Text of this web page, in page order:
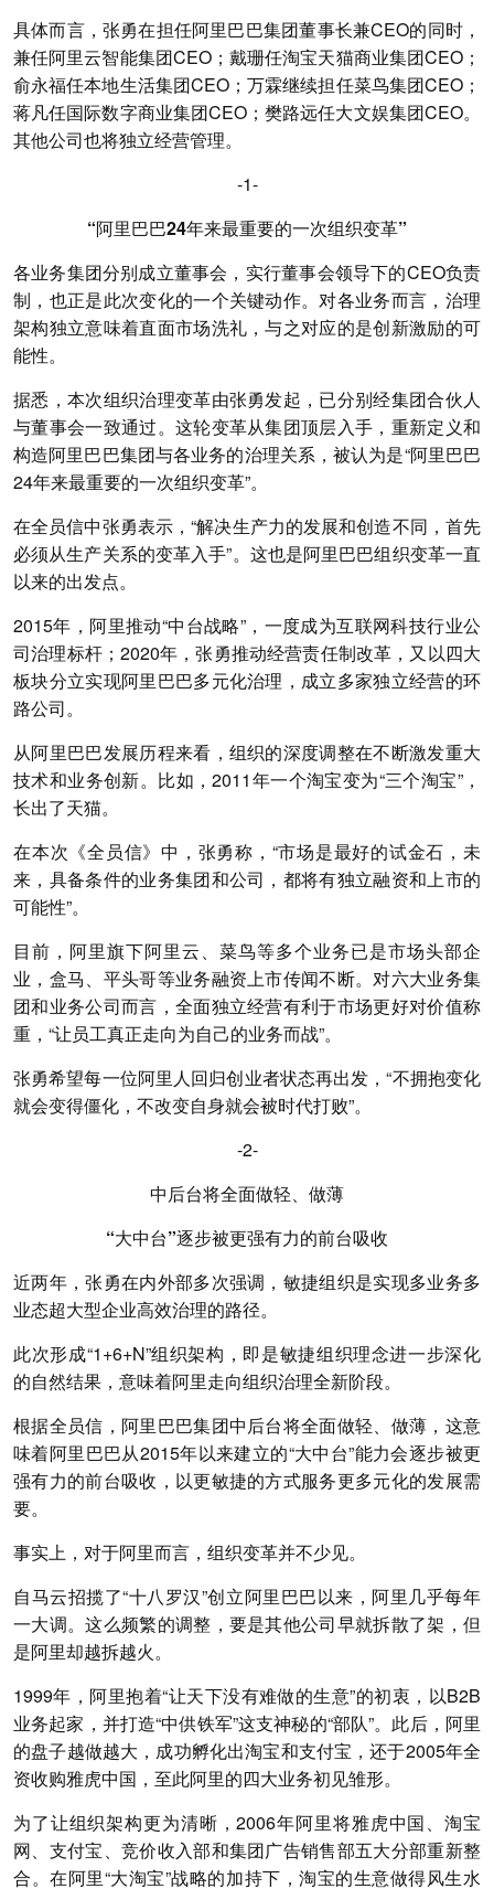
具体而言，张勇在担任阿里巴巴集团董事长兼CEO的同时，
兼任阿里云智能集团CEO；戴珊任淘宝天猫商业集团CEO；
俞永福任本地生活集团CEO；万霖继续担任菜鸟集团CEO；
蒋凡任国际数字商业集团CEO；樊路远任大文娱集团CEO。
其他公司也将独立经营管理。
-1-
“阿里巴巴24年来最重要的一次组织变革”
各业务集团分别成立董事会，实行董事会领导下的CEO负责
制，也正是此次变化的一个关键动作。对各业务而言，治理
架构独立意味着直面市场洗礼，与之对应的是创新激励的可
能性。
据悉，本次组织治理变革由张勇发起，已分别经集团合伙人
与董事会一致通过。这轮变革从集团顶层入手，重新定义和
构造阿里巴巴集团与各业务的治理关系，被认为是“阿里巴巴
24年来最重要的一次组织变革”。
在全员信中张勇表示，“解决生产力的发展和创造不同，首先
必须从生产关系的变革入手”。这也是阿里巴巴组织变革一直
以来的出发点。
2015年，阿里推动“中台战略”，一度成为互联网科技行业公
司治理标杆；2020年，张勇推动经营责任制改革，又以四大
板块分立实现阿里巴巴多元化治理，成立多家独立经营的环
路公司。
从阿里巴巴发展历程来看，组织的深度调整在不断激发重大
技术和业务创新。比如，2011年一个淘宝变为“三个淘宝”，
长出了天猫。
在本次《全员信》中，张勇称，“市场是最好的试金石，未
来，具备条件的业务集团和公司，都将有独立融资和上市的
可能性”。
目前，阿里旗下阿里云、菜鸟等多个业务已是市场头部企
业，盒马、平头哥等业务融资上市传闻不断。对六大业务集
团和业务公司而言，全面独立经营有利于市场更好对价值称
重，“让员工真正走向为自己的业务而战”。
张勇希望每一位阿里人回归创业者状态再出发，“不拥抱变化
就会变得僵化，不改变自身就会被时代打败”。
-2-
中后台将全面做轻、做薄
“大中台”逐步被更强有力的前台吸收
近两年，张勇在内外部多次强调，敏捷组织是实现多业务多
业态超大型企业高效治理的路径。
此次形成“1+6+N”组织架构，即是敏捷组织理念进一步深化
的自然结果，意味着阿里走向组织治理全新阶段。
根据全员信，阿里巴巴集团中后台将全面做轻、做薄，这意
味着阿里巴巴从2015年以来建立的“大中台”能力会逐步被更
强有力的前台吸收，以更敏捷的方式服务更多元化的发展需
要。
事实上，对于阿里而言，组织变革并不少见。
自马云招揽了“十八罗汉”创立阿里巴巴以来，阿里几乎每年
一大调。这么频繁的调整，要是其他公司早就拆散了架，但
是阿里却越拆越火。
1999年，阿里抱着“让天下没有难做的生意”的初衷，以B2B
业务起家，并打造“中供铁军”这支神秘的“部队”。此后，阿里
的盘子越做越大，成功孵化出淘宝和支付宝，还于2005年全
资收购雅虎中国，至此阿里的四大业务初见雏形。
为了让组织架构更为清晰，2006年阿里将雅虎中国、淘宝
网、支付宝、竞价收入部和集团广告销售部五大分部重新整
合。在阿里“大淘宝”战略的加持下，淘宝的生意做得风生水